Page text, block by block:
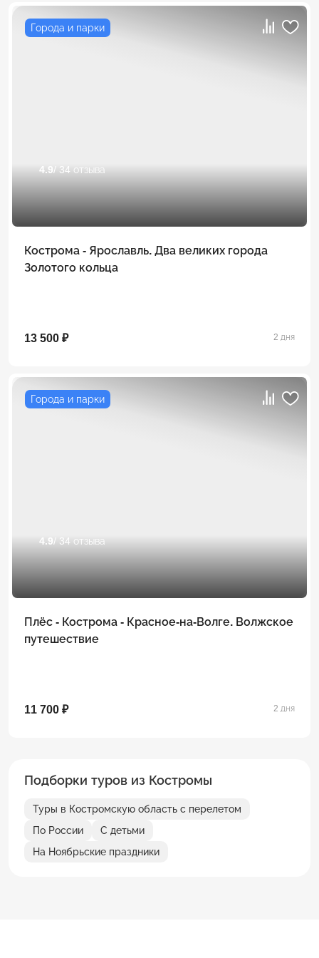
Города и парки
4.9 / 34 отзыва
Кострома - Ярославль. Два великих города
Золотого кольца
13 500 ₽ 2 дня
Города и парки
4.9/ 34 отзыва
Плёс - Кострома - Красное-на-Волге. Волжское
путешествие
11 700 ₽ 2 дня
Подборки туров из Костромы
Туры в Костромскую область с перелетом
По России
С детьми
На Ноябрьские праздники